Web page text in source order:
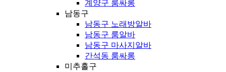
계양구 룸싸롱
남동구
남동구 노래방알바
남동구 룸알바
남동구 마사지알바
간석동 룸싸롱
미추홀구